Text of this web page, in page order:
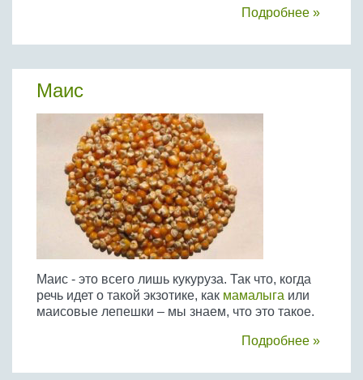
Подробнее »
Маис
Маис - это всего лишь кукуруза. Так что, когда
речь идет о такой экзотике, как мамалыга или
маисовые лепешки – мы знаем, что это такое.
Подробнее »